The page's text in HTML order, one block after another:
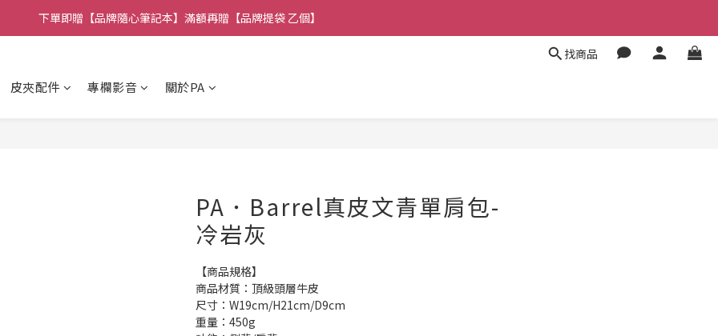
🚚全館消費 滿 $1,314 免運費！
下單即贈【品牌隨心筆記本】滿額再贈【品牌提袋 乙個】
找商品
皮夾配件 專欄影音 關於PA
PA．Barrel真皮文青單肩包-
冷岩灰
【商品規格】
商品材質：頂級頭層牛皮
尺寸：W19cm/H21cm/D9cm
重量：450g